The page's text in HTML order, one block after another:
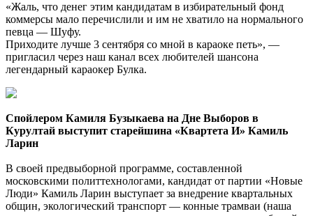
«Жаль, что денег этим кандидатам в избирательный фонд
коммерсы мало перечислили и им не хватило на нормального
певца — Шуфу.
Приходите лучше 3 сентября со мной в караоке петь», —
пригласил через наш канал всех любителей шансона
легендарный караокер Булка.
Спойлером Камиля Бузыкаева на Дне Выборов в
Курултай выступит старейшина «Квартета И» Камиль
Ларин
В своей предвыборной программе, составленной
московскими политтехнологами, кандидат от партии «Новые
Люди» Камиль Ларин выступает за внедрение квартальных
общин, экологический транспорт — конные трамваи (наша